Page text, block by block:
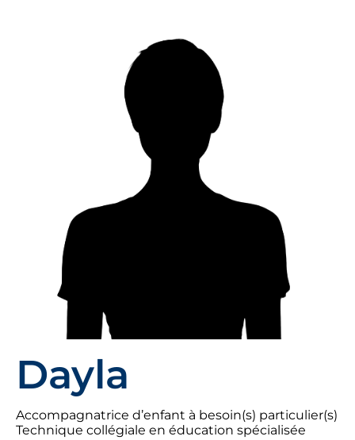
Dayla
Accompagnatrice d’enfant à besoin(s) particulier(s)
Technique collégiale en éducation spécialisée